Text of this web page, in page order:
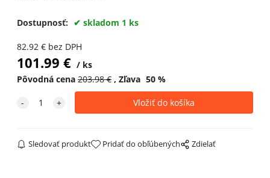
Dostupnosť: skladom 1 ks
82.92€ bez DPH
101.99 €
ks
Pôvodná cena 203.98€ Zľava 50%
Sledovať produkt Pridať do obľúbených Zdielať